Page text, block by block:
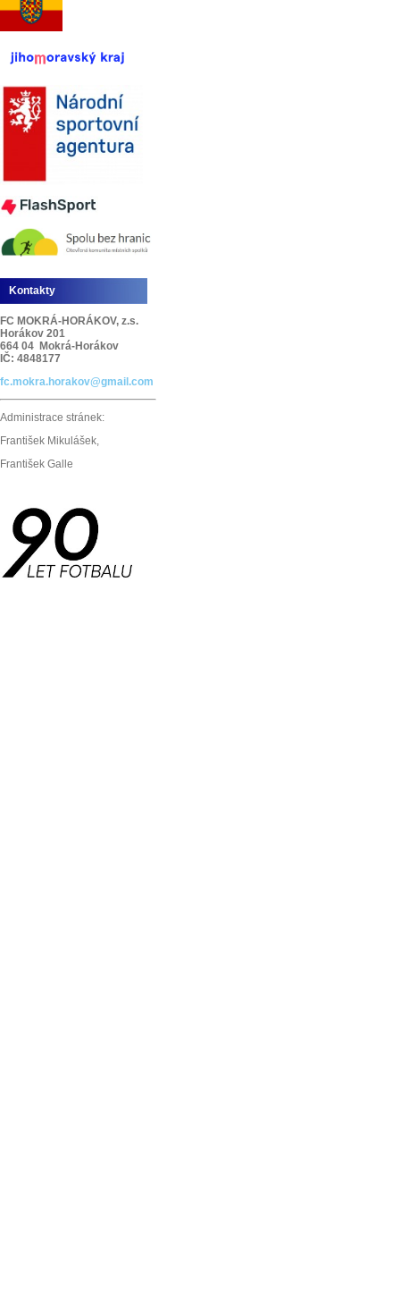
Kontakty
FC MOKRÁ-HORÁKOV, z.s.
Horákov 201
664 04 Mokrá-Horákov
IČ: 4848177
fc.mokra.horakov@gmail.com
Administrace stránek:
František Mikulášek,
František Galle